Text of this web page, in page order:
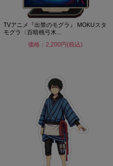
TVアニメ『出禁のモグラ』 MOKUスタ
モグラ〈百暗桃弓木...
価格：2,200円(税込)